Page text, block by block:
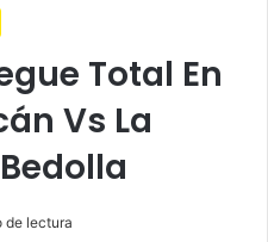
Total En
Vs La
de lectura